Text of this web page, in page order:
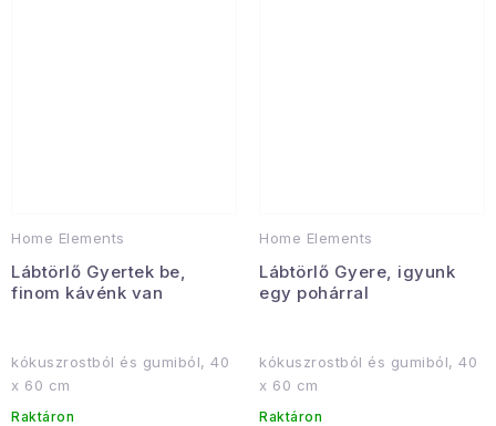
Home Elements
Lábtörlő Gyertek be,
finom kávénk van
kókuszrostból és gumiból, 40
x 60 cm
Raktáron
Home Elements
Lábtörlő Gyere, igyunk
egy pohárral
kókuszrostból és gumiból, 40
x 60 cm
Raktáron